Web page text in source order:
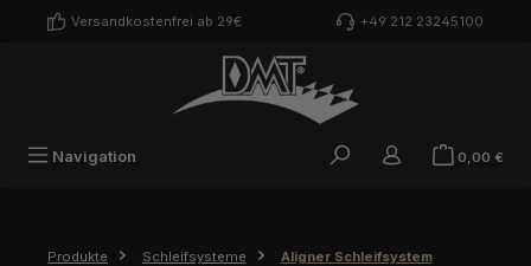
Zum Hauptinhalt springen
Versandkostenfrei ab 29€ +49 212 23245100
Navigation 0,00 €
Produkte Schleifsysteme Aligner Schleifsystem